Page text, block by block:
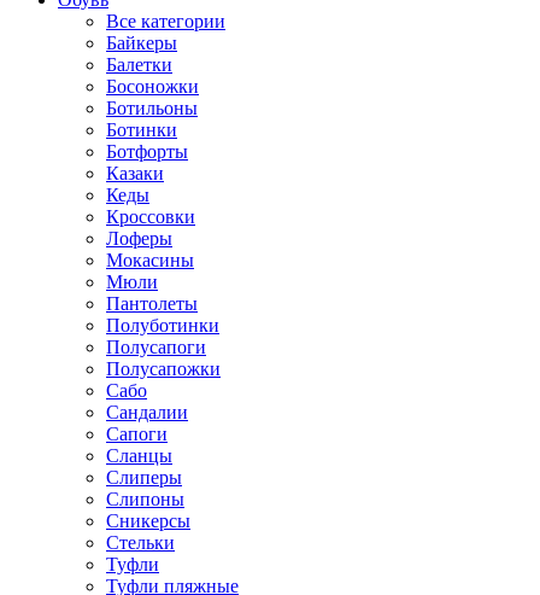
Все категории
Байкеры
Балетки
Босоножки
Ботильоны
Ботинки
Ботфорты
Казаки
Кеды
Кроссовки
Лоферы
Мокасины
Мюли
Пантолеты
Полуботинки
Полусапоги
Полусапожки
Сабо
Сандалии
Сапоги
Сланцы
Слиперы
Слипоны
Сникерсы
Стельки
Туфли
Туфли пляжные